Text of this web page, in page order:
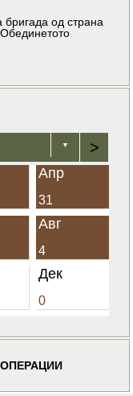
од страна
▼ >
Апр
31
Авг
4
Дек
0